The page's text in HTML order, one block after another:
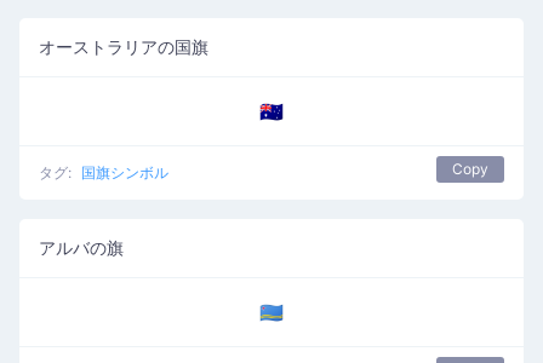
オーストラリアの国旗
🇦🇺
タグ: 国旗シンボル Copy
アルバの旗
🇦🇼